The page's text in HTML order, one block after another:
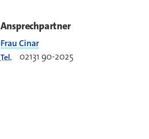
Ansprechpartner
Frau Cinar
Tel. 02131 90-2025